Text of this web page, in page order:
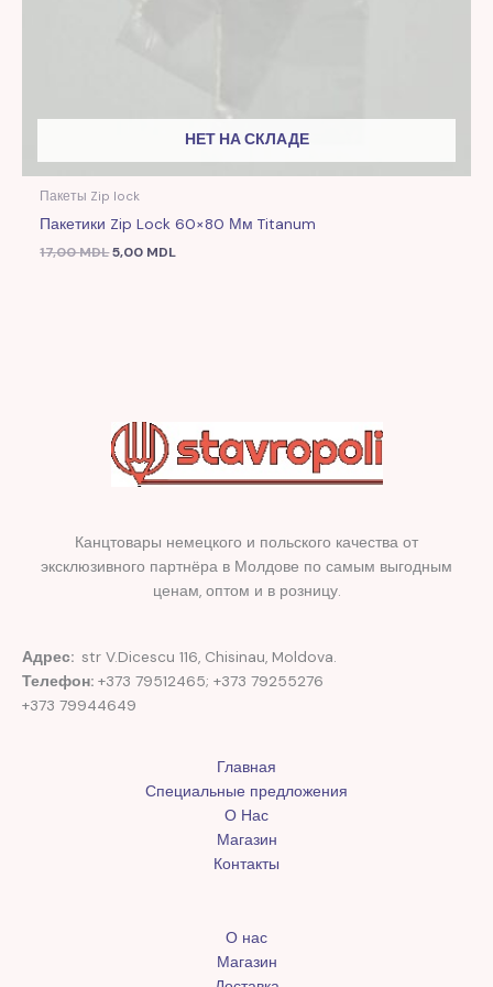
НЕТ НА СКЛАДЕ
Пакеты Zip lock
Пакетики Zip Lock 60×80 Мм Titanum
17,00MDL5,00 MDL
Канцтовары немецкого и польского качества от
эксклюзивного партнёра в Молдове по самым выгодным
ценам, оптом и в розницу.
Адрес: str V.Dicescu 116, Chisinau, Moldova.
Телефон: +373 79512465; +373 79255276
+373 79944649
Главная
Специальные предложения
О Нас
Магазин
Контакты
О нас
Магазин